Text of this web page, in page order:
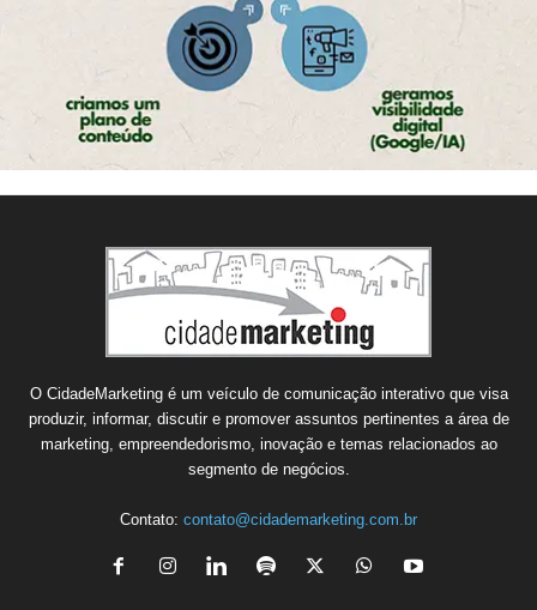
O CidadeMarketing é um veículo de comunicação interativo que visa
produzir, informar, discutir e promover assuntos pertinentes a área de
marketing, empreendedorismo, inovação e temas relacionados ao
segmento de negócios.
Contato: contato@cidademarketing.com.br